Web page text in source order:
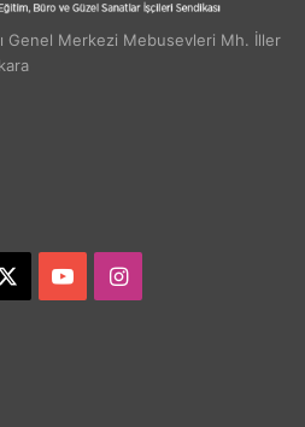
Genel Merkezi Mebusevleri Mh. İller
YouTubeInstagram